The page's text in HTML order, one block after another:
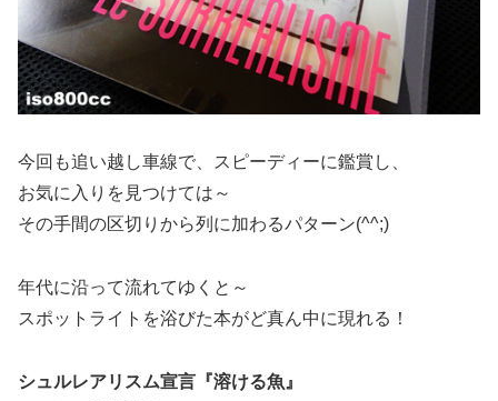
今回も追い越し車線で、スピーディーに鑑賞し、
お気に入りを見つけては～
その手間の区切りから列に加わるパターン(^^;)
年代に沿って流れてゆくと～
スポットライトを浴びた本がど真ん中に現れる！
シュルレアリスム宣言『溶ける魚』